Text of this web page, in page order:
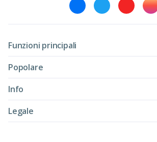
Funzioni principali
Popolare
Info
Legale